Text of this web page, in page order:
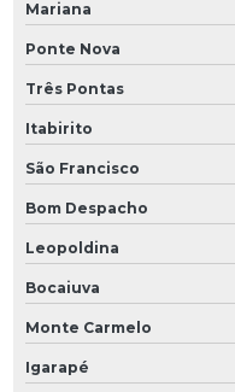
Mariana
Ponte Nova
Três Pontas
Itabirito
São Francisco
Bom Despacho
Leopoldina
Bocaiuva
Monte Carmelo
Igarapé